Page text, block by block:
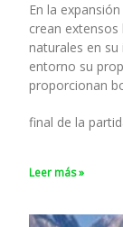
En la expansión
crean
naturales en
entorno su
proporcionan
final de la
Leer más »